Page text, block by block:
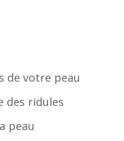
de votre peau
des ridules
peau